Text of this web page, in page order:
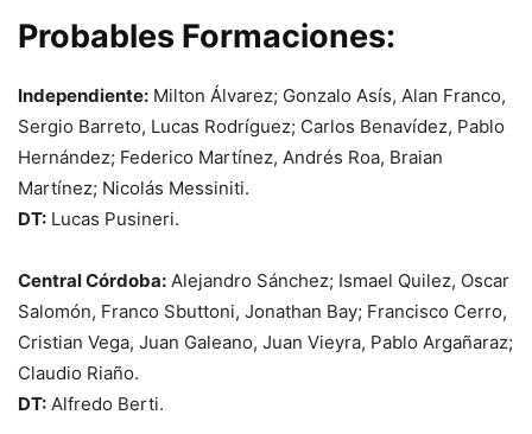
Probables Formaciones:
Independiente: Milton Álvarez; Gonzalo Asís, Alan Franco,
Sergio Barreto, Lucas Rodríguez; Carlos Benavídez, Pablo
Hernández; Federico Martínez, Andrés Roa, Braian
Martínez; Nicolás Messiniti.
DT: Lucas Pusineri.
Central Córdoba: Alejandro Sánchez; Ismael Quilez, Oscar
Salomón, Franco Sbuttoni, Jonathan Bay; Francisco Cerro,
Cristian Vega, Juan Galeano, Juan Vieyra, Pablo Argañaraz;
Claudio Riaño.
DT: Alfredo Berti.